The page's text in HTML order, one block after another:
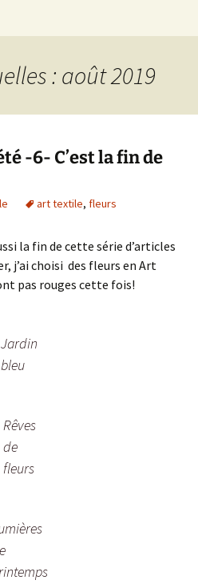
: août 2019
-6- C’est la fin de
art textile, fleurs
la fin de cette série d’articles
j’ai choisi des fleurs en Art
pas rouges cette fois!
Jardin
bleu
Rêves
de
fleurs